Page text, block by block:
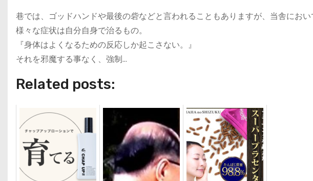
巷では、ゴッドハンドや最後の砦などと言われることもありますが、当舎にお
様々な症状は自分自身で治るもの。
『身体はよくなるための反応しか起こさない。』
それを邪魔する事なく、強制…
Related posts: